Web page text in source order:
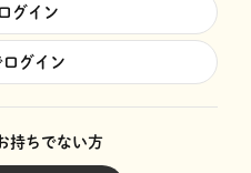
グイン
グイン
持ちでない方